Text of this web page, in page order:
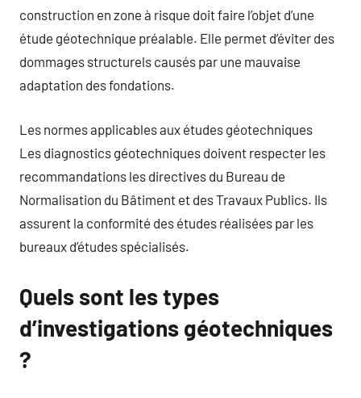
construction en zone à risque doit faire l’objet d’une
étude géotechnique préalable. Elle permet d’éviter des
dommages structurels causés par une mauvaise
adaptation des fondations.
Les normes applicables aux études géotechniques
Les diagnostics géotechniques doivent respecter les
recommandations les directives du Bureau de
Normalisation du Bâtiment et des Travaux Publics. Ils
assurent la conformité des études réalisées par les
bureaux d’études spécialisés.
Quels sont les types
d’investigations géotechniques
?